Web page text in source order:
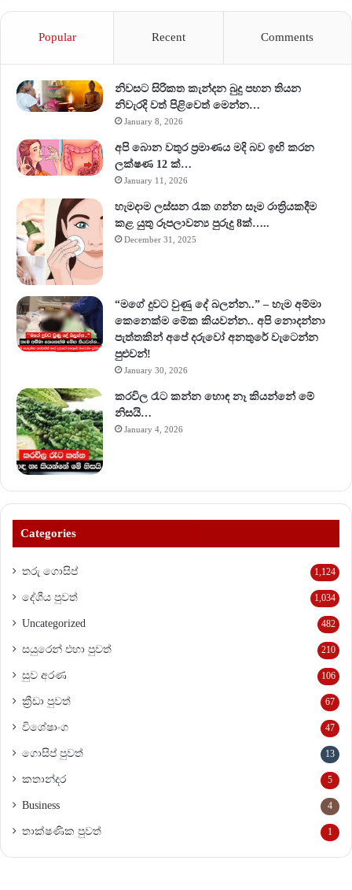
Popular Recent Comments
නිවසට සිරිකත කැන්දන බුදු පහන තියන
නිවැරදි වත් පිළිවෙත් මෙන්න…
January 8, 2026
අපි බොන වතුර ප්‍රමාණය මදි බව ඉඟි කරන
ලක්ෂණ 12 ක්…
January 11, 2026
හැමදාම ලස්සන රැක ගන්න සෑම රාත්‍රියකදීම
කළ යුතු රූපලාවන්‍ය පුරුදු 8ක්…..
December 31, 2025
“මගේ දුවට වුණු දේ බලන්න..” – හැම අම්මා
කෙනෙක්ම මේක කියවන්න.. අපි නොදන්නා
පැත්තකින් අපේ දරුවෝ අනතුරේ වැටෙන්න
පුළුවන්!
January 30, 2026
කරවිල රෑට කන්න හොඳ නෑ කියන්නේ මේ
නිසයි…
January 4, 2026
Categories
තරු ගොසිප් 1,124
දේශීය පුවත් 1,034
Uncategorized 482
සයුරෙන් එහා පුවත් 210
සුව අරණ 106
ක්‍රීඩා පුවත් 67
විශේෂාංග 47
ගොසිප් පුවත් 13
කතාන්දර 5
Business 4
තාක්ෂණික පුවත් 1